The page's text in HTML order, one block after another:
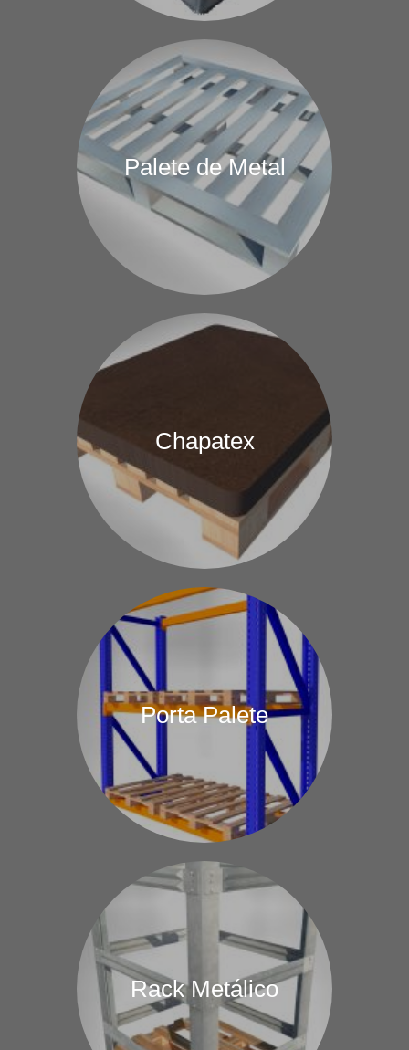
Palete de Metal
Chapatex
Porta Palete
Rack Metálico